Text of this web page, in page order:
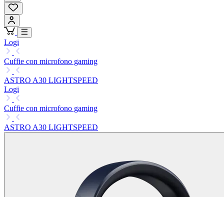
Logi
Cuffie con microfono gaming
ASTRO A30 LIGHTSPEED
Logi
Cuffie con microfono gaming
ASTRO A30 LIGHTSPEED